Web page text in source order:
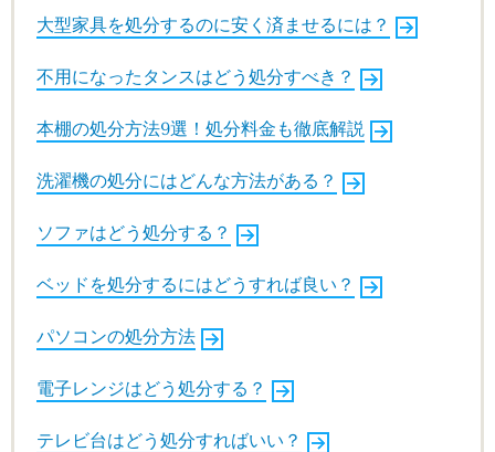
大型家具を処分するのに安く済ませるには？
不用になったタンスはどう処分すべき？
本棚の処分方法9選！処分料金も徹底解説
洗濯機の処分にはどんな方法がある？
ソファはどう処分する？
ベッドを処分するにはどうすれば良い？
パソコンの処分方法
電子レンジはどう処分する？
テレビ台はどう処分すればいい？